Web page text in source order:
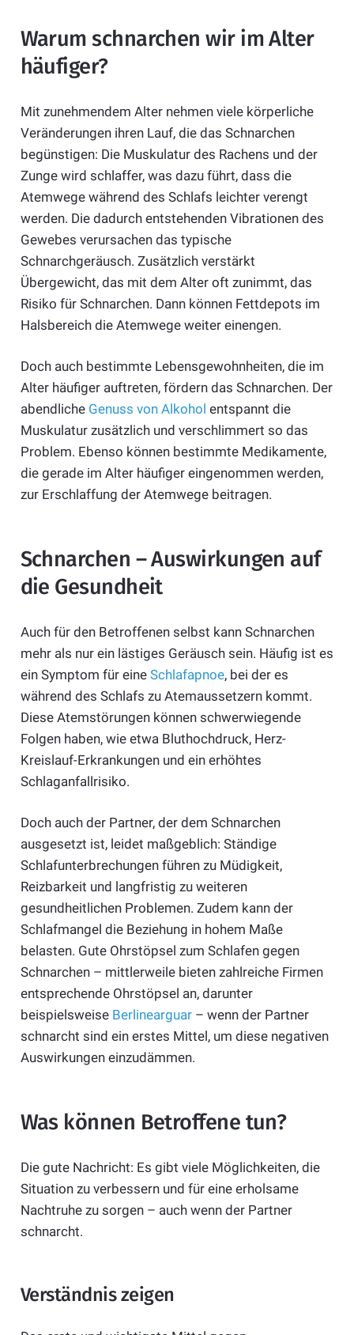
Warum schnarchen wir im Alter
häufiger?
Mit zunehmendem Alter nehmen viele körperliche
Veränderungen ihren Lauf, die das Schnarchen
begünstigen: Die Muskulatur des Rachens und der
Zunge wird schlaffer, was dazu führt, dass die
Atemwege während des Schlafs leichter verengt
werden. Die dadurch entstehenden Vibrationen des
Gewebes verursachen das typische
Schnarchgeräusch. Zusätzlich verstärkt
Übergewicht, das mit dem Alter oft zunimmt, das
Risiko für Schnarchen. Dann können Fettdepots im
Halsbereich die Atemwege weiter einengen.
Doch auch bestimmte Lebensgewohnheiten, die im
Alter häufiger auftreten, fördern das Schnarchen. Der
abendliche Genuss von Alkohol entspannt die
Muskulatur zusätzlich und verschlimmert so das
Problem. Ebenso können bestimmte Medikamente,
die gerade im Alter häufiger eingenommen werden,
zur Erschlaffung der Atemwege beitragen.
Schnarchen – Auswirkungen auf
die Gesundheit
Auch für den Betroffenen selbst kann Schnarchen
mehr als nur ein lästiges Geräusch sein. Häufig ist es
ein Symptom für eine Schlafapnoe, bei der es
während des Schlafs zu Atemaussetzern kommt.
Diese Atemstörungen können schwerwiegende
Folgen haben, wie etwa Bluthochdruck, Herz-
Kreislauf-Erkrankungen und ein erhöhtes
Schlaganfallrisiko.
Doch auch der Partner, der dem Schnarchen
ausgesetzt ist, leidet maßgeblich: Ständige
Schlafunterbrechungen führen zu Müdigkeit,
Reizbarkeit und langfristig zu weiteren
gesundheitlichen Problemen. Zudem kann der
Schlafmangel die Beziehung in hohem Maße
belasten. Gute Ohrstöpsel zum Schlafen gegen
Schnarchen – mittlerweile bieten zahlreiche Firmen
entsprechende Ohrstöpsel an, darunter
beispielsweise Berlinearguar– wenn der Partner
schnarcht sind ein erstes Mittel, um diese negativen
Auswirkungen einzudämmen.
Was können Betroffene tun?
Die gute Nachricht: Es gibt viele Möglichkeiten, die
Situation zu verbessern und für eine erholsame
Nachtruhe zu sorgen – auch wenn der Partner
schnarcht.
Verständnis zeigen